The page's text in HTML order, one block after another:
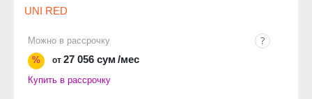
UNI RED
Можно в рассрочку
%
от 27 056 сум /мес
Купить в рассрочку